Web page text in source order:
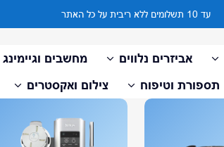
עד 10 תשלומים ללא ריבית על כל האתר
אביזרים נלווים מחשבים וגיימינג
תספורת וטיפוח צילום ואקסטרים